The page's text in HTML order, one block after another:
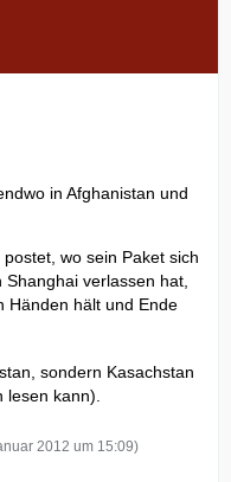
in Afghanistan und
wo sein Paket sich
verlassen hat,
Händen hält und Ende
sondern Kasachstan
kann).
2012 um 15:09)